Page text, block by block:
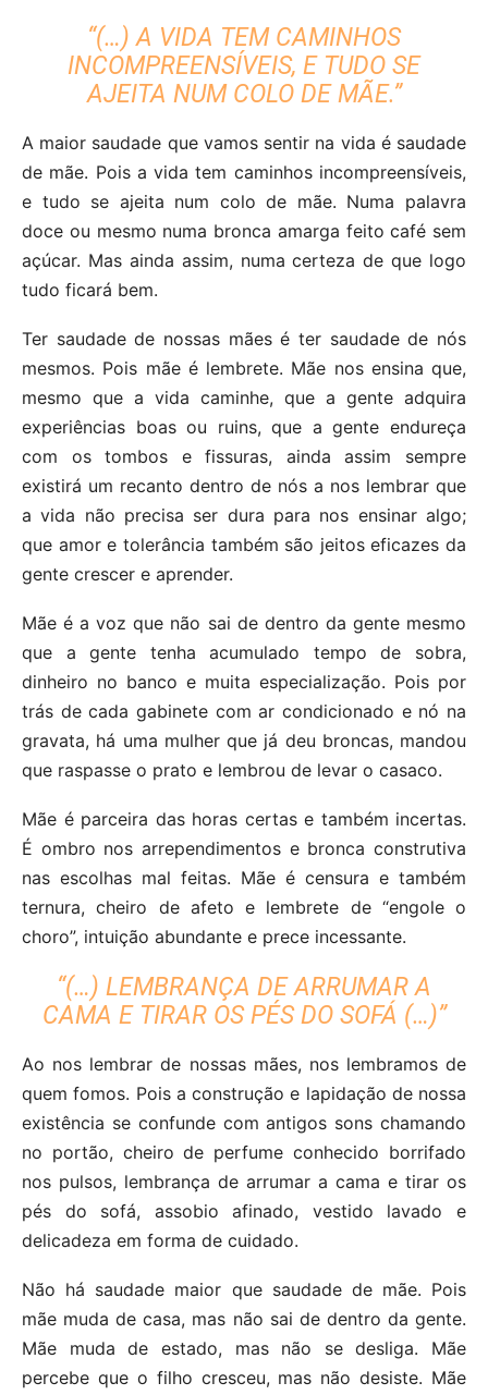
“(…) A VIDA TEM CAMINHOS
INCOMPREENSÍVEIS, E TUDO SE
AJEITA NUM COLO DE MÃE.”
A maior saudade que vamos sentir na vida é saudade
de mãe. Pois a vida tem caminhos incompreensíveis,
e tudo se ajeita num colo de mãe. Numa palavra
doce ou mesmo numa bronca amarga feito café sem
açúcar. Mas ainda assim, numa certeza de que logo
tudo ficará bem.
Ter saudade de nossas mães é ter saudade de nós
mesmos. Pois mãe é lembrete. Mãe nos ensina que,
mesmo que a vida caminhe, que a gente adquira
experiências boas ou ruins, que a gente endureça
com os tombos e fissuras, ainda assim sempre
existirá um recanto dentro de nós a nos lembrar que
a vida não precisa ser dura para nos ensinar algo;
que amor e tolerância também são jeitos eficazes da
gente crescer e aprender.
Mãe é a voz que não sai de dentro da gente mesmo
que a gente tenha acumulado tempo de sobra,
dinheiro no banco e muita especialização. Pois por
trás de cada gabinete com ar condicionado e nó na
gravata, há uma mulher que já deu broncas, mandou
que raspasse o prato e lembrou de levar o casaco.
Mãe é parceira das horas certas e também incertas.
É ombro nos arrependimentos e bronca construtiva
nas escolhas mal feitas. Mãe é censura e também
ternura, cheiro de afeto e lembrete de “engole o
choro”, intuição abundante e prece incessante.
“(…) LEMBRANÇA DE ARRUMAR A
CAMA E TIRAR OS PÉS DO SOFÁ (…)”
Ao nos lembrar de nossas mães, nos lembramos de
quem fomos. Pois a construção e lapidação de nossa
existência se confunde com antigos sons chamando
no portão, cheiro de perfume conhecido borrifado
nos pulsos, lembrança de arrumar a cama e tirar os
pés do sofá, assobio afinado, vestido lavado e
delicadeza em forma de cuidado.
Não há saudade maior que saudade de mãe. Pois
mãe muda de casa, mas não sai de dentro da gente.
Mãe muda de estado, mas não se desliga. Mãe
percebe que o filho cresceu, mas não desiste. Mãe